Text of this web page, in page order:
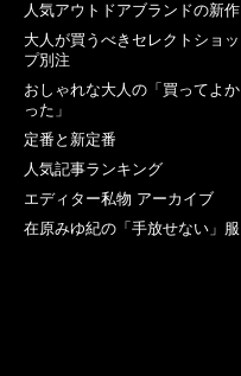
人気アウトドアブランドの新作
大人が買うべきセレクトショッ
プ別注
おしゃれな大人の「買ってよか
った」
定番と新定番
人気記事ランキング
エディター私物 アーカイブ
在原みゆ紀の「手放せない」服